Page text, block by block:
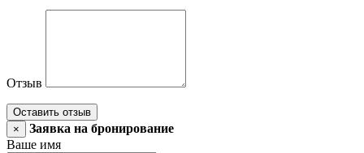
Отзыв
Оставить отзыв
×
Заявка на бронирование
Ваше имя